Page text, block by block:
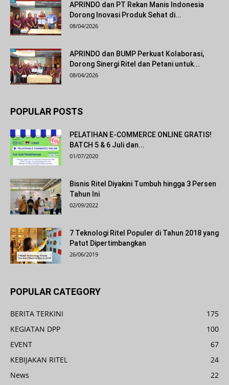
APRINDO dan PT Rekan Manis Indonesia
Dorong Inovasi Produk Sehat di...
08/04/2026
APRINDO dan BUMP Perkuat Kolaborasi,
Dorong Sinergi Ritel dan Petani untuk...
08/04/2026
POPULAR POSTS
PELATIHAN E-COMMERCE ONLINE GRATIS!
BATCH 5 & 6 Juli dan...
01/07/2020
Bisnis Ritel Diyakini Tumbuh hingga 3 Persen
Tahun Ini
02/09/2022
7 Teknologi Ritel Populer di Tahun 2018 yang
Patut Dipertimbangkan
26/06/2019
POPULAR CATEGORY
BERITA TERKINI
175
KEGIATAN DPP
100
EVENT
67
KEBIJAKAN RITEL
24
News
22